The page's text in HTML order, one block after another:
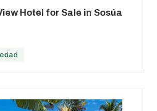
Hotel for Sale in Sosúa